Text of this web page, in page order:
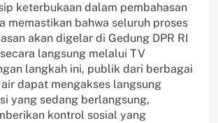
keterbukaan dalam pembahasan
memastikan bahwa seluruh proses
akan digelar di Gedung DPR RI
langsung melalui TV
langkah ini, publik dari berbagai
dapat mengakses langsung
yang sedang berlangsung,
kontrol sosial yang